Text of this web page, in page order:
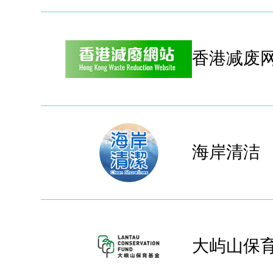
香港减废
海岸清洁
大屿山保